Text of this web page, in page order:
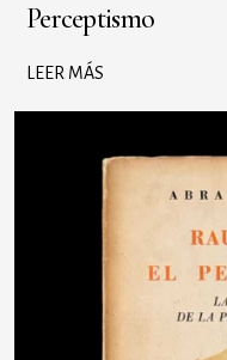
Perceptismo
LEER MÁS